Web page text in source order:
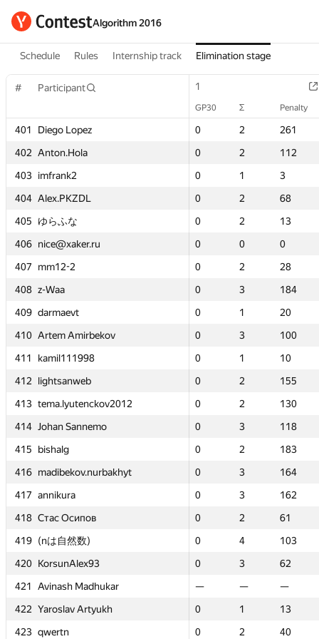
Algorithm 2016
Schedule Rules Internship track Elimination stage
# Participant 1
GP30 Σ Penalty
401 Diego Lopez 0 2
261
402 Anton.Hola 0 2
112
403 imfrank2 0 1
3
404 Alex.PKZDL 0 2
68
405
ゆらふな 0 2
13
406 nice@xaker.ru 0 0
0
407
mm12-2 0 2
28
408 z-Waa 0 3
184
409 darmaevt 0 1
20
410 Artem Amirbekov 0 3
100
411
kamil111998 0 1
10
412
lightsanweb 0 2
155
413 tema.lyutenckov2012 0 2
130
414 Johan Sannemo 0 3
118
415
bishalg 0 2
183
416 madibekov.nurbakhyt 0 3
164
417 annikura 0 3
162
418 Стас Осипов 0 2
61
419 (nは自然数) 0 4
103
420 KorsunAlex93 0 3
62
421
Avinash Madhukar — —
—
422 Yaroslav Artyukh 0 1
13
423 qwertn 0 2
40
Penalty GP30 Σ
261 —
—
112 —
—
3 —
68 —
—
13 —
—
0 —
28 —
—
184 —
—
20 —
—
0 100 —
—
10 —
—
155 —
—
0 130 —
—
0 118 —
—
183 —
—
0 164 —
—
162 —
—
61 —
—
103 —
—
62 —
—
— — —
—
0 13 —
—
40 —
—
# Participant 1
GP30 Σ Penalty
401 Diego Lopez 0 2
261
402 Anton.Hola 0 2
112
403 imfrank2 0 1
3
404 Alex.PKZDL 0 2
68
405
ゆらふな 0 2
13
406 nice@xaker.ru 0 0
0
407
mm12-2 0 2
28
408 z-Waa 0 3
184
409 darmaevt 0 1
20
410 Artem Amirbekov 0 3
100
411
kamil111998 0 1
10
412
lightsanweb 0 2
155
413 tema.lyutenckov2012 0 2
130
414 Johan Sannemo 0 3
118
415
bishalg 0 2
183
416 madibekov.nurbakhyt 0 3
164
417 annikura 0 3
162
418 Стас Осипов 0 2
61
419 (nは自然数) 0 4
103
420 KorsunAlex93 0 3
62
421
Avinash Madhukar — —
—
422 Yaroslav Artyukh 0 1
13
423 qwertn 0 2
40
# Participant 1
GP30 Σ Penalty
401 Diego Lopez 0 2
261
402 Anton.Hola 0 2
112
403 imfrank2 0 1
3
404 Alex.PKZDL 0 2
68
405
ゆらふな 0 2
13
406 nice@xaker.ru 0 0
0
407
mm12-2 0 2
28
408 z-Waa 0 3
184
409 darmaevt 0 1
20
410 Artem Amirbekov 0 3
100
411
kamil111998 0 1
10
412
lightsanweb 0 2
155
413 tema.lyutenckov2012 0 2
130
414 Johan Sannemo 0 3
118
415
bishalg 0 2
183
416 madibekov.nurbakhyt 0 3
164
417 annikura 0 3
162
418 Стас Осипов 0 2
61
419 (nは自然数) 0 4
103
420 KorsunAlex93 0 3
62
421
Avinash Madhukar — —
—
422 Yaroslav Artyukh 0 1
13
423 qwertn 0 2
40
Penalty GP30 Σ
261 —
—
112 —
—
3 —
68 —
—
13 —
—
0 —
28 —
—
184 —
—
20 —
—
0 100 —
—
10 —
—
155 —
—
0 130 —
—
0 118 —
—
183 —
—
0 164 —
—
162 —
—
61 —
—
103 —
—
62 —
—
— — —
—
0 13 —
—
40 —
—
# Participant 1
GP30 Σ Penalty
401 Diego Lopez 0 2
261
402 Anton.Hola 0 2
112
403 imfrank2 0 1
3
404 Alex.PKZDL 0 2
68
405
ゆらふな 0 2
13
406 nice@xaker.ru 0 0
0
407
mm12-2 0 2
28
408 z-Waa 0 3
184
409 darmaevt 0 1
20
410 Artem Amirbekov 0 3
100
411
kamil111998 0 1
10
412
lightsanweb 0 2
155
413 tema.lyutenckov2012 0 2
130
414 Johan Sannemo 0 3
118
415
bishalg 0 2
183
416 madibekov.nurbakhyt 0 3
164
417 annikura 0 3
162
418 Стас Осипов 0 2
61
419 (nは自然数) 0 4
103
420 KorsunAlex93 0 3
62
421
Avinash Madhukar — —
—
422 Yaroslav Artyukh 0 1
13
423 qwertn 0 2
40